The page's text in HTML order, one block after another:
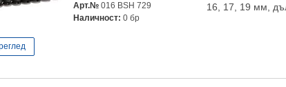
Арт.№ 016 BSH 729
Наличност: 0 бр
16, 17, 19 мм,